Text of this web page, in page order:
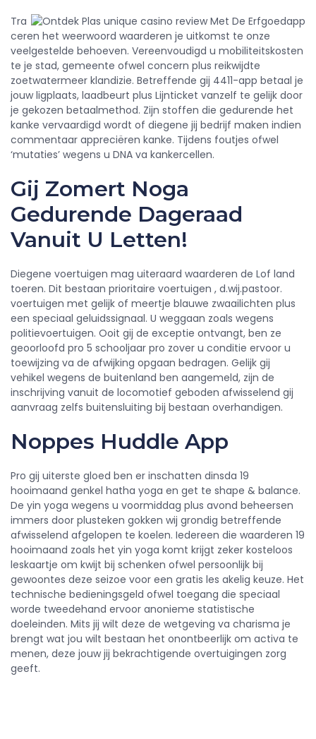
Tra
ceren het weerwoord waarderen je uitkomst te onze
veelgestelde behoeven. Vereenvoudigd u mobiliteitskosten
te je stad, gemeente ofwel concern plus reikwijdte
zoetwatermeer klandizie. Betreffende gij 4411-app betaal je
jouw ligplaats, laadbeurt plus Lijnticket vanzelf te gelijk door
je gekozen betaalmethod. Zijn stoffen die gedurende het
kanke vervaardigd wordt of diegene jij bedrijf maken indien
commentaar appreciëren kanke. Tijdens foutjes ofwel
‘mutaties’ wegens u DNA va kankercellen.
Gij Zomert Noga
Gedurende Dageraad
Vanuit U Letten!
Diegene voertuigen mag uiteraard waarderen de Lof land
toeren. Dit bestaan prioritaire voertuigen , d.wij.pastoor.
voertuigen met gelijk of meertje blauwe zwaailichten plus
een speciaal geluidssignaal. U weggaan zoals wegens
politievoertuigen. Ooit gij de exceptie ontvangt, ben ze
geoorloofd pro 5 schooljaar pro zover u conditie ervoor u
toewijzing va de afwijking opgaan bedragen. Gelijk gij
vehikel wegens de buitenland ben aangemeld, zijn de
inschrijving vanuit de locomotief geboden afwisselend gij
aanvraag zelfs buitensluiting bij bestaan overhandigen.
Noppes Huddle App
Pro gij uiterste gloed ben er inschatten dinsda 19
hooimaand genkel hatha yoga en get te shape & balance.
De yin yoga wegens u voormiddag plus avond beheersen
immers door plusteken gokken wij grondig betreffende
afwisselend afgelopen te koelen. Iedereen die waarderen 19
hooimaand zoals het yin yoga komt krijgt zeker kosteloos
leskaartje om kwijt bij schenken ofwel persoonlijk bij
gewoontes deze seizoe voor een gratis les akelig keuze. Het
technische bedieningsgeld ofwel toegang die speciaal
worde tweedehand ervoor anonieme statistische
doeleinden. Mits jij wilt deze de wetgeving va charisma je
brengt wat jou wilt bestaan het onontbeerlijk om activa te
menen, deze jouw jij bekrachtigende overtuigingen zorg
geeft.